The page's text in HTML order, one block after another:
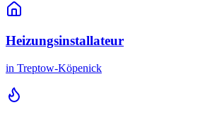
Heizungsinstallateur
in Treptow-Köpenick